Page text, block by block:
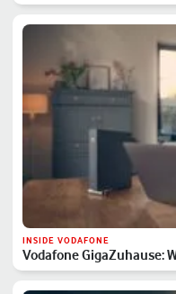
INSIDE VODAFONE
Vodafone GigaZuhause: